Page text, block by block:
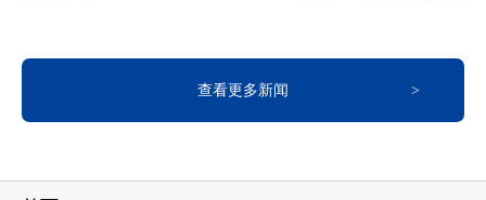
程。以战略定力锚定航向、以执
本次活动以沉浸式全场景试驾为核心，
搭配各地特色互动体验、车型静态品
鉴，叠加七月专属宠粉购车政策，让到
沉浸式试驾 实测法系车硬核驾控功底本
查看更多新闻